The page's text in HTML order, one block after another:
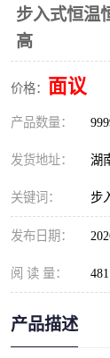
步入式恒温
高
价格： 面议
产品数量：
发货地址： 湖
关键词： 步
发布日期：
阅 读 量： 481
产品描述